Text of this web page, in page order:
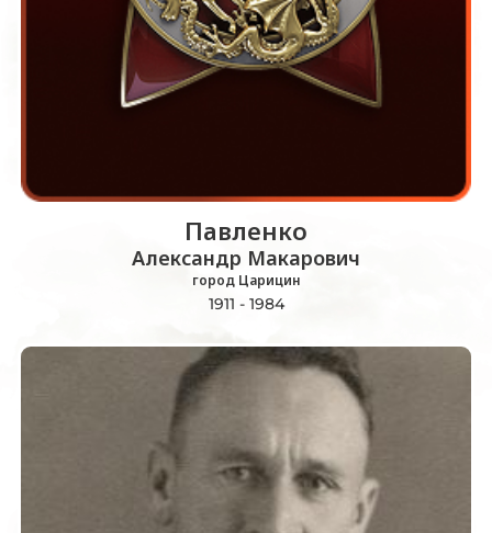
Павленко
Александр Макарович
город Царицин
1911 - 1984